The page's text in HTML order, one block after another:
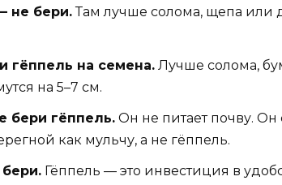
не бери.Там лучше солома, щепа или
гёппель на семена. Лучше солома,
на 5–7 см.
бери гёппель. Он не питает почву.
как мульчу, а не гёппель.
Гёппель — это инвестиция в